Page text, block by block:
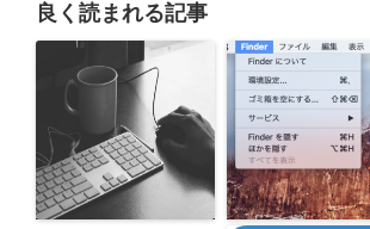
良く読まれる記事